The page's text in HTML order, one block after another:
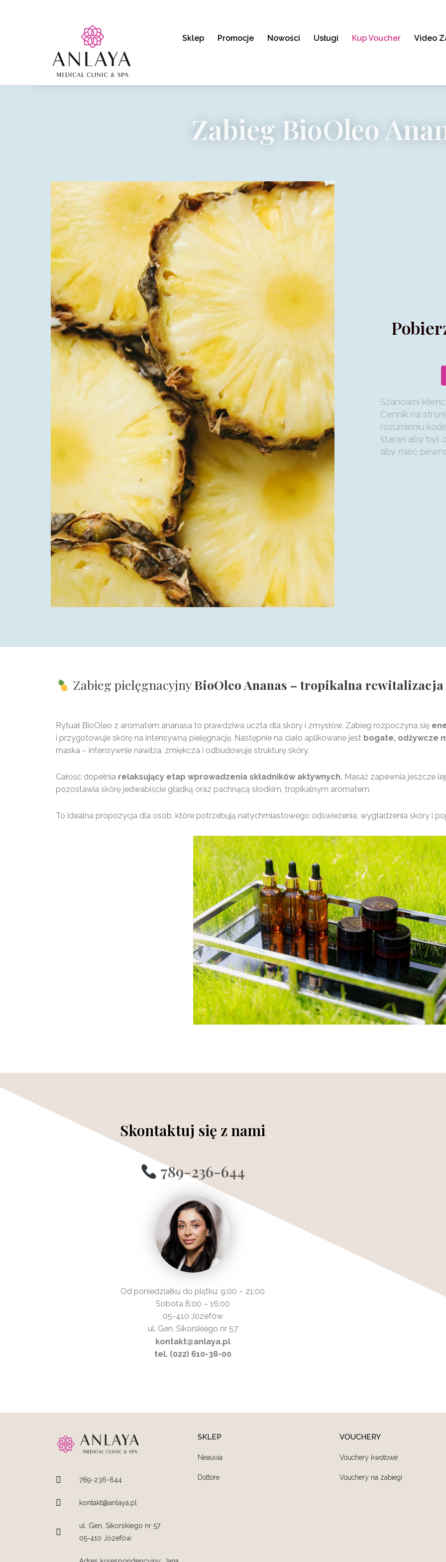
Sklep Promocje Nowości Usługi Kup Voucher Video
Zabieg BioOleo
Szanowni
Cennik na
rozumieniu
starań aby był
aby mieć
Zabieg pielęgnacyjnyBioOleo Ananas – tropikalna
Rytuał BioOleo z aromatem ananasa to prawdziwa uczta dla skóry i zmysłów. Zabieg rozpoczyna się
i przygotowuje skórę na intensywną pielęgnację. Następnie na ciało aplikowane jest bogate, odżywcze
maska – intensywnie nawilża, zmiękcza i odbudowuje strukturę skóry.
Całość dopełnia relaksujący etap wprowadzenia składników aktywnych. Masaż zapewnia jeszcze
pozostawia skórę jedwabiście gładką oraz pachnącą słodkim, tropikalnym aromatem.
To idealna propozycja dla osób, które potrzebują natychmiastowego odświeżenia, wygładzenia skóry i
Skontaktuj się z nami
789-236-644
Od poniedziałku do piątku: 9:00 – 21:00
Sobota 8:00 – 16:00
05-410 Józefów
ul. Gen. Sikorskiego nr 57
kontakt@anlaya.pl
tel. (022) 610-38-00
789-236-644
kontakt@anlaya.pl
ul. Gen. Sikorskiego nr 57
05-410 Józefów
SKLEP
Neauvia
Dottore
VOUCHERY
Vouchery kwotowe
Vouchery na zabiegi